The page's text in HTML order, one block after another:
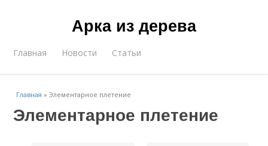
Арка из дерева
Главная Новости Статьи
Главная »Элементарное плетение
Элементарное плетение